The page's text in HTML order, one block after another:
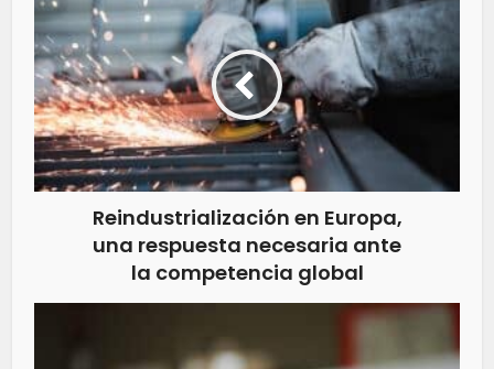
Reindustrialización en Europa,
una respuesta necesaria ante
la competencia global